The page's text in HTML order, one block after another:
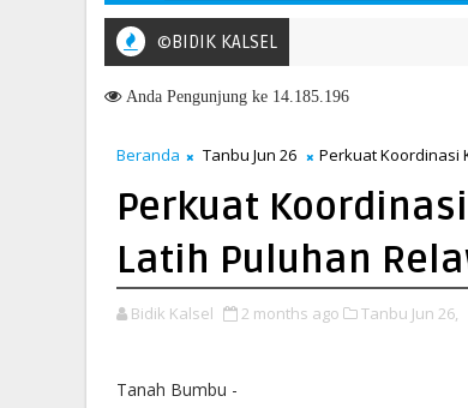
©BIDIK KALSEL
Tanah Bumbu
Anda Pengunjung ke 14.185.196
Beranda Tanbu Jun 26 Perkuat Koordinasi
Perkuat
Latih Puluhan
Bidik Kalsel 2 months ago Tanbu Jun 26,
Tanah Bumbu -